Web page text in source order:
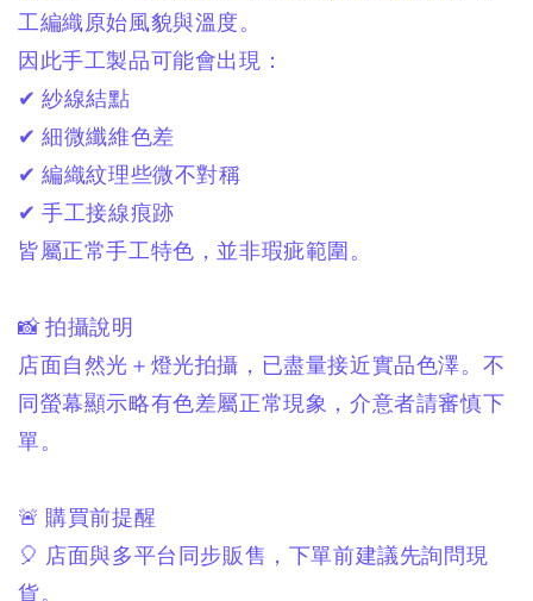
工編織原始風貌與溫度。
因此手工製品可能會出現：
✔ 紗線結點
✔ 細微纖維色差
✔ 編織紋理些微不對稱
✔ 手工接線痕跡
皆屬正常手工特色， 並非瑕疵範圍。
📸 拍攝說明
店面自然光＋燈光拍攝， 已盡量接近實品色澤。 不
同螢幕顯示略有色差屬正常現象，介意者請審慎下
單。
🚨 購買前提醒
🎈 店面與多平台同步販售， 下單前建議先詢問現
貨。